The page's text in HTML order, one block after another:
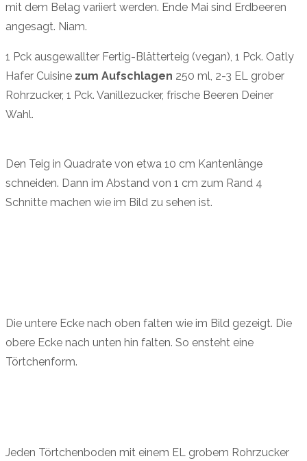
mit dem Belag variiert werden. Ende Mai sind Erdbeeren
angesagt. Niam.
1 Pck ausgewallter Fertig-Blätterteig (vegan), 1 Pck. Oatly
Hafer Cuisine zum Aufschlagen 250 ml, 2-3 EL grober
Rohrzucker, 1 Pck. Vanillezucker, frische Beeren Deiner
Wahl.
Den Teig in Quadrate von etwa 10 cm Kantenlänge
schneiden. Dann im Abstand von 1 cm zum Rand 4
Schnitte machen wie im Bild zu sehen ist.
Die untere Ecke nach oben falten wie im Bild gezeigt. Die
obere Ecke nach unten hin falten. So ensteht eine
Törtchenform.
Jeden Törtchenboden mit einem EL grobem Rohrzucker